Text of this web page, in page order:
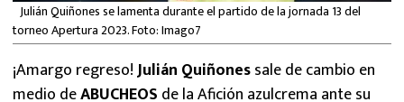
Julián Quiñones se lamenta durante el partido de la jornada 13 del
torneo Apertura 2023. Foto: Imago7
¡Amargo regreso!Julián Quiñonessale de cambio en
medio deABUCHEOS de la Afición azulcrema ante su